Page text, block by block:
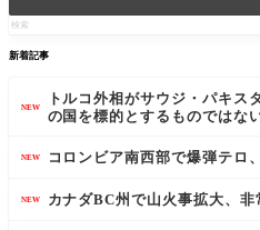
新着記事
NEW
トルコ外相がサウジ・パキス
の国を標的とするものではない
NEW コロンビア南西部で爆弾テロ
NEW カナダBC州で山火事拡大、